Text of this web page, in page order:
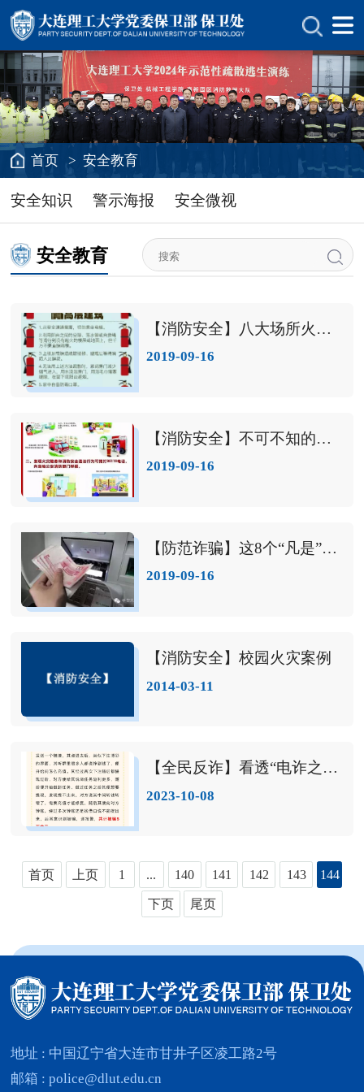
首页 >安全教育
安全知识 警示海报 安全微视
安全教育
【消防安全】八大场所火灾逃生法则
2019-09-16
【消防安全】不可不知的消防安全常识二十条
2019-09-16
【防范诈骗】这8个“凡是”都是诈骗
2019-09-16
【消防安全】校园火灾案例
2014-03-11
【全民反诈】看透“电诈之王”！
2023-10-08
首页 上页 1 ... 140 141 142 143 144
下页 尾页
地址 : 中国辽宁省大连市甘井子区凌工路2号
邮箱 : police@dlut.edu.cn